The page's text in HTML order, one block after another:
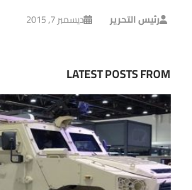
رئيس التحرير ديسمبر 7, 2015
LATEST POSTS FROM